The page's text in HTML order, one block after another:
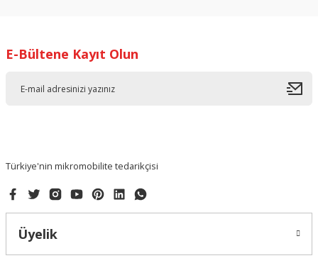
Ürün resmi kalitesiz, bozuk veya görüntülenemiyor.
E-Bültene Kayıt Olun
Türkiye'nin mikromobilite tedarikçisi
Üyelik